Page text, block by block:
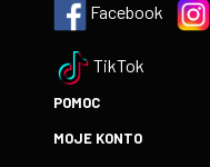
Facebook
TikTok
POMOC
MOJE KONTO